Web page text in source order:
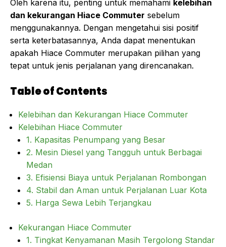
Oleh karena itu, penting untuk memahami kelebihan
dan kekurangan Hiace Commuter sebelum
menggunakannya. Dengan mengetahui sisi positif
serta keterbatasannya, Anda dapat menentukan
apakah Hiace Commuter merupakan pilihan yang
tepat untuk jenis perjalanan yang direncanakan.
Table of Contents
Kelebihan dan Kekurangan Hiace Commuter
Kelebihan Hiace Commuter
1. Kapasitas Penumpang yang Besar
2. Mesin Diesel yang Tangguh untuk Berbagai
Medan
3. Efisiensi Biaya untuk Perjalanan Rombongan
4. Stabil dan Aman untuk Perjalanan Luar Kota
5. Harga Sewa Lebih Terjangkau
Kekurangan Hiace Commuter
1. Tingkat Kenyamanan Masih Tergolong Standar